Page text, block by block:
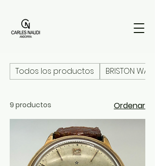
Todos los productos BRISTON
9 productos Ordenar